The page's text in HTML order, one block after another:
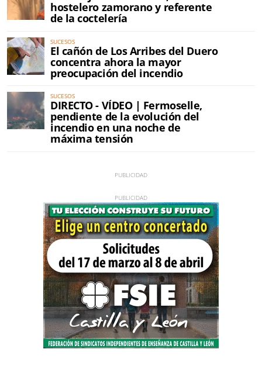
hostelero zamorano y referente
de la coctelería
SUCESOS
El cañón de Los Arribes del Duero
concentra ahora la mayor
preocupación del incendio
SUCESOS
DIRECTO - VÍDEO | Fermoselle,
pendiente de la evolución del
incendio en una noche de
máxima tensión